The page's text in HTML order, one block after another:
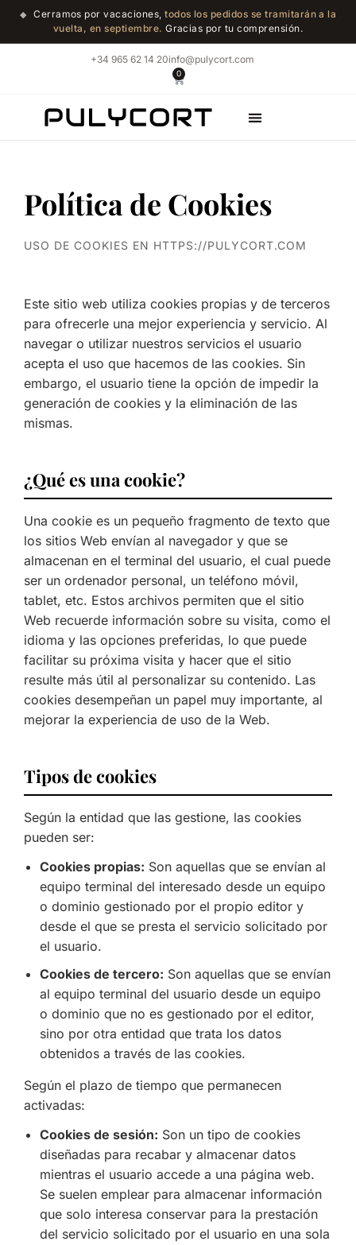
◆ Cerramos por vacaciones,todos los pedidos se tramitarán a la
vuelta, en septiembre. Gracias por tu comprensión.
+34 965 62 14 20info@pulycort.com
0
Política de Cookies
USO DE COOKIES EN HTTPS://PULYCORT.COM
Este sitio web utiliza cookies propias y de terceros
para ofrecerle una mejor experiencia y servicio. Al
navegar o utilizar nuestros servicios el usuario
acepta el uso que hacemos de las cookies. Sin
embargo, el usuario tiene la opción de impedir la
generación de cookies y la eliminación de las
mismas.
¿Qué es una cookie?
Una cookie es un pequeño fragmento de texto que
los sitios Web envían al navegador y que se
almacenan en el terminal del usuario, el cual puede
ser un ordenador personal, un teléfono móvil,
tablet, etc. Estos archivos permiten que el sitio
Web recuerde información sobre su visita, como el
idioma y las opciones preferidas, lo que puede
facilitar su próxima visita y hacer que el sitio
resulte más útil al personalizar su contenido. Las
cookies desempeñan un papel muy importante, al
mejorar la experiencia de uso de la Web.
Tipos de cookies
Según la entidad que las gestione, las cookies
pueden ser:
Cookies propias: Son aquellas que se envían al
equipo terminal del interesado desde un equipo
o dominio gestionado por el propio editor y
desde el que se presta el servicio solicitado por
el usuario.
Cookies de tercero: Son aquellas que se envían
al equipo terminal del usuario desde un equipo
o dominio que no es gestionado por el editor,
sino por otra entidad que trata los datos
obtenidos a través de las cookies.
Según el plazo de tiempo que permanecen
activadas:
Cookies de sesión: Son un tipo de cookies
diseñadas para recabar y almacenar datos
mientras el usuario accede a una página web.
Se suelen emplear para almacenar información
que solo interesa conservar para la prestación
del servicio solicitado por el usuario en una sola